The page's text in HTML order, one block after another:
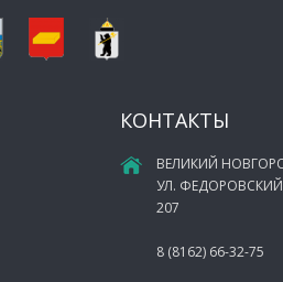
КОНТАКТЫ
ВЕЛИКИЙ
УЛ.
207
8 (8162) 66-32-75